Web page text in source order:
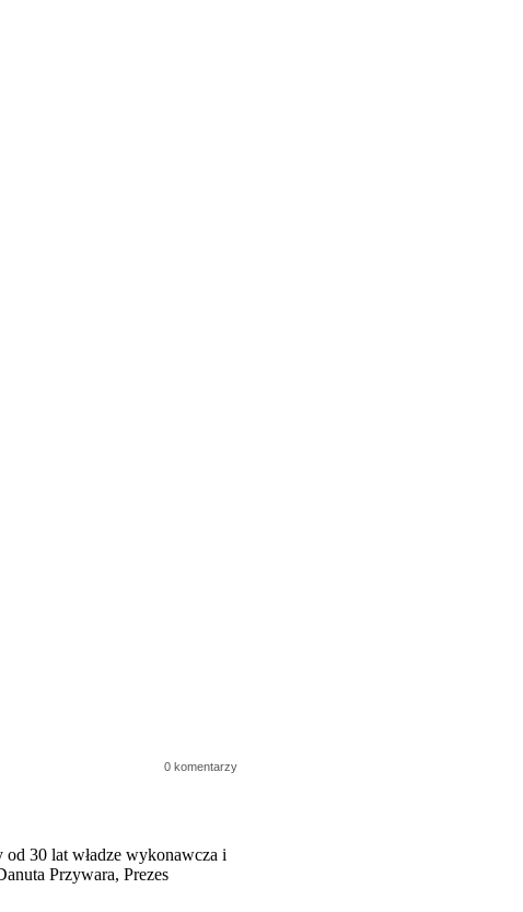
0 komentarzy
30 lat władze wykonawcza i
Przywara, Prezes